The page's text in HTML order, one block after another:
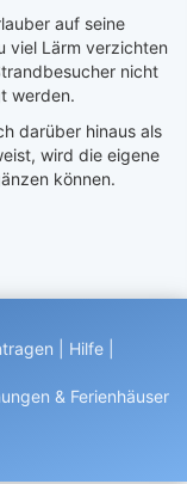
auf seine
viel Lärm verzichten
nicht
werden.
darüber hinaus als
wird die eigene
können.
Hilfe
& Ferienhäuser